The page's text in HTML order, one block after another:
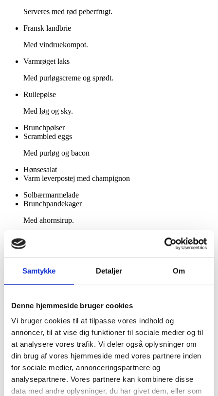
Samtykke Detaljer Om
Denne hjemmeside bruger cookies
Vi bruger cookies til at tilpasse vores indhold og
annoncer, til at vise dig funktioner til sociale medier og til
at analysere vores trafik. Vi deler også oplysninger om
din brug af vores hjemmeside med vores partnere inden
for sociale medier, annonceringspartnere og
analysepartnere. Vores partnere kan kombinere disse
data med andre oplysninger, du har givet dem, eller som
Serveres med rød peberfrugt.
Fransk landbrie
Med vindruekompot.
Varmrøget laks​
Med purløgscreme og sprødt.​
Rullepølse
Med løg og sky.
Brunchpølser
Scrambled eggs
Med purløg og bacon
Hønsesalat
Varm leverpostej med champignon
Solbærmarmelade
Brunchpandekager
Med ahornsirup.
Hjemmebagt surdejsrugbrød
FRokost
Min. 15. personer
285 kr. per person.
Børn 0-4 år er gratis